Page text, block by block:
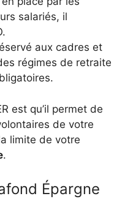
salariés, il
aux cadres et
régimes de retraite
est qu’il permet de
de votre
limite de votre
.
Épargne